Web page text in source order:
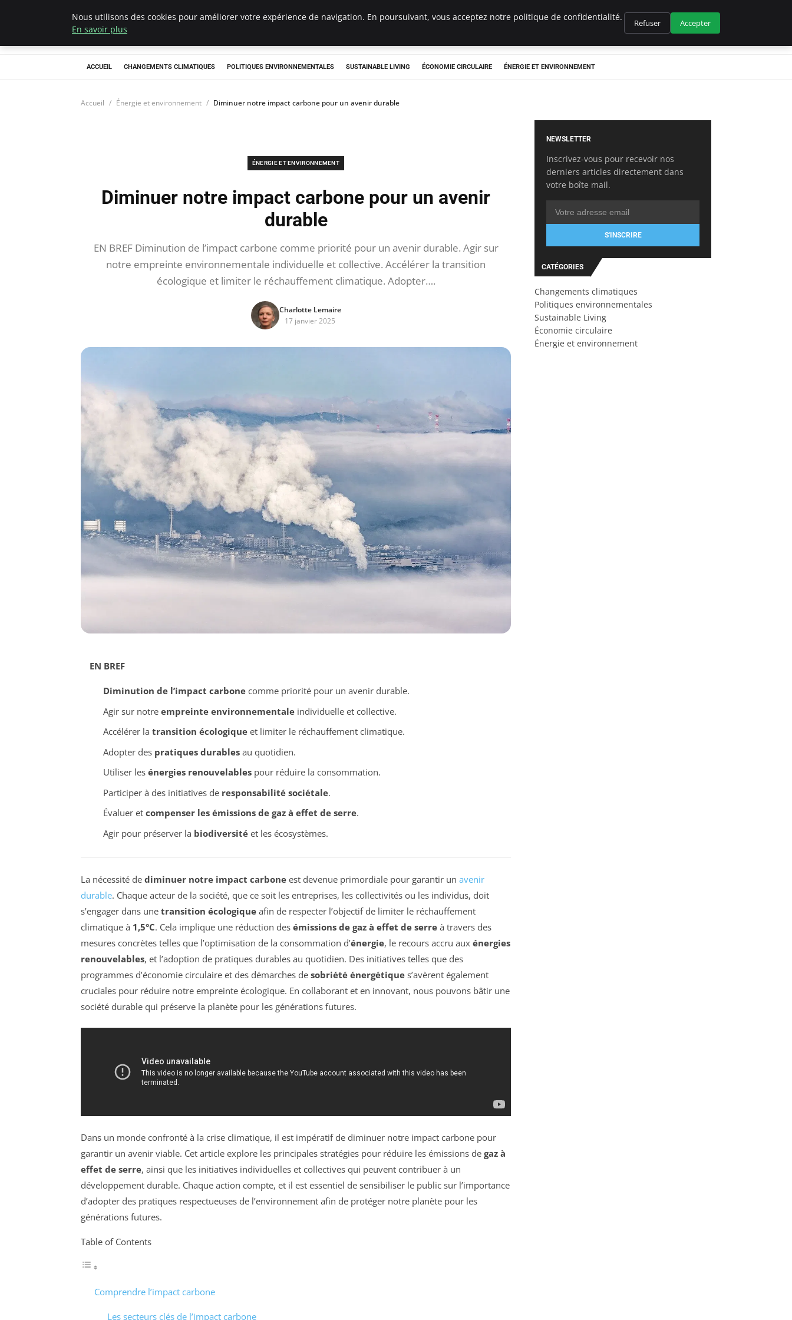
Climategatecountryclub.com
ACCUEIL CHANGEMENTS CLIMATIQUES POLITIQUES ENVIRONNEMENTALES SUSTAINABLE LIVING ÉCONOMIE CIRCULAIRE ÉNERGIE ET ENVIRONNEMENT
Accueil Énergie et environnement Diminuer notre impact carbone pour un avenir durable
ÉNERGIE ET ENVIRONNEMENT
Diminuer notre impact carbone pour un avenir
durable
EN BREF Diminution de l’impact carbone comme priorité pour un avenir durable. Agir sur
notre empreinte environnementale individuelle et collective. Accélérer la transition
écologique et limiter le réchauffement climatique. Adopter….
Charlotte Lemaire
17 janvier 2025
EN BREF
Diminution de l’impact carbonecomme priorité pour un avenir durable.
Agir sur notre empreinte environnementaleindividuelle et collective.
Accélérer la transition écologiqueet limiter le réchauffement climatique.
Adopter des pratiques durablesau quotidien.
Utiliser les énergies renouvelablespour réduire la consommation.
Participer à des initiatives de responsabilité sociétale.
Évaluer et compenser les émissions de gaz à effet de serre.
Agir pour préserver la biodiversitéet les écosystèmes.
La nécessité de diminuer notre impact carbone est devenue primordiale pour garantir un avenir
durable. Chaque acteur de la société, que ce soit les entreprises, les collectivités ou les individus, doit
s’engager dans une transition écologique afin de respecter l’objectif de limiter le réchauffement
climatique à 1,5°C. Cela implique une réduction des émissions de gaz à effet de serre à travers des
mesures concrètes telles que l’optimisation de la consommation d’énergie, le recours accru aux énergies
renouvelables, et l’adoption de pratiques durables au quotidien. Des initiatives telles que des
programmes d’économie circulaire et des démarches de sobriété énergétique s’avèrent également
cruciales pour réduire notre empreinte écologique. En collaborant et en innovant, nous pouvons bâtir une
société durable qui préserve la planète pour les générations futures.
Dans un monde confronté à la crise climatique, il est impératif de diminuer notre impact carbone pour
garantir un avenir viable. Cet article explore les principales stratégies pour réduire les émissions de gaz à
effet de serre, ainsi que les initiatives individuelles et collectives qui peuvent contribuer à un
développement durable. Chaque action compte, et il est essentiel de sensibiliser le public sur l’importance
d’adopter des pratiques respectueuses de l’environnement afin de protéger notre planète pour les
générations futures.
Table of Contents
Comprendre l’impact carbone
Les secteurs clés de l’impact carbone
NEWSLETTER
Inscrivez-vous pour recevoir nos
derniers articles directement dans
votre boîte mail.
S'INSCRIRE
CATÉGORIES
Changements climatiques
Politiques environnementales
Sustainable Living
Économie circulaire
Énergie et environnement
Nous utilisons des cookies pour améliorer votre expérience de navigation. En poursuivant, vous acceptez notre politique de confidentialité.
En savoir plus
Refuser Accepter